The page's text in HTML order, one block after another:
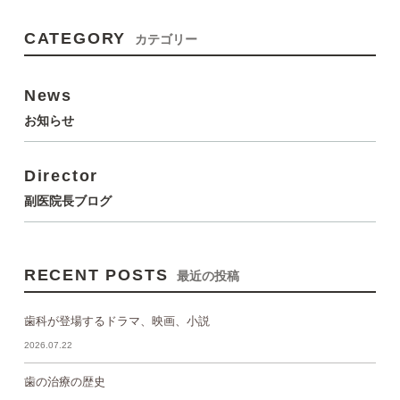
CATEGORY カテゴリー
News
お知らせ
Director
副医院長ブログ
RECENT POSTS 最近の投稿
歯科が登場するドラマ、映画、小説
2026.07.22
歯の治療の歴史